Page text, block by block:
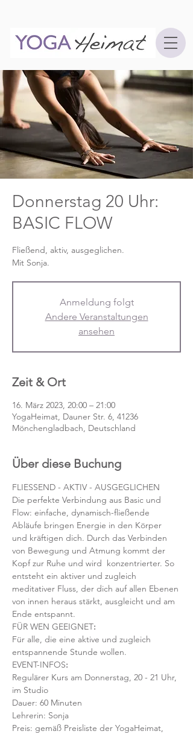
Donnerstag 20 Uhr:
BASIC FLOW
Fließend, aktiv, ausgeglichen.
Mit Sonja.
Anmeldung folgt
Andere Veranstaltungen
ansehen
Zeit & Ort
16. März 2023, 20:00 – 21:00
YogaHeimat, Dauner Str. 6, 41236
Mönchengladbach, Deutschland
Über diese Buchung
FLIESSEND - AKTIV - AUSGEGLICHEN
Die perfekte Verbindung aus Basic und
Flow: einfache, dynamisch-fließende
Abläufe bringen Energie in den Körper
und kräftigen dich. Durch das Verbinden
von Bewegung und Atmung kommt der
Kopf zur Ruhe und wird  konzentrierter. So
entsteht ein aktiver und zugleich
meditativer Fluss, der dich auf allen Ebenen
von innen heraus stärkt, ausgleicht und am
Ende entspannt.
FÜR WEN GEEIGNET:
Für alle, die eine aktive und zugleich
entspannende Stunde wollen.
EVENT-INFOS:
Regulärer Kurs am Donnerstag, 20 - 21 Uhr,
im Studio
Dauer: 60 Minuten
Lehrerin: Sonja
Preis: gemäß Preisliste der YogaHeimat,